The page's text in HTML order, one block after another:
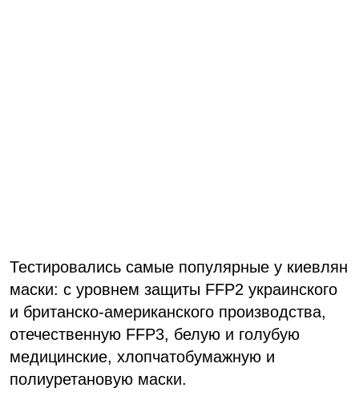
Тестировались самые популярные у киевлян
маски: с уровнем защиты FFP2 украинского
и британско-американского производства,
отечественную FFP3, белую и голубую
медицинские, хлопчатобумажную и
полиуретановую маски.